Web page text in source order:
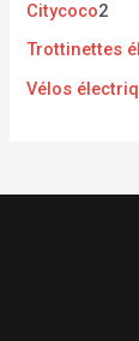
Citycoco2
Trottinettes
Vélos